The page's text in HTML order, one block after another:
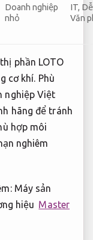
Doanh nghiệp
nhỏ
IT,
Văn
phần LOTO
cơ khí. Phù
nghiệp Việt
hãng để tránh
hợp môi
nghiêm
Máy sản
hiệu Master